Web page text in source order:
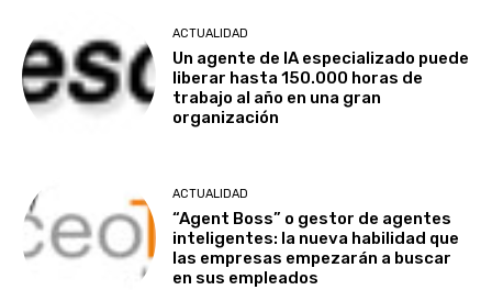
ACTUALIDAD
Un agente de IA especializado puede
liberar hasta 150.000 horas de
trabajo al año en una gran
organización
ACTUALIDAD
“Agent Boss” o gestor de agentes
inteligentes: la nueva habilidad que
las empresas empezarán a buscar
en sus empleados